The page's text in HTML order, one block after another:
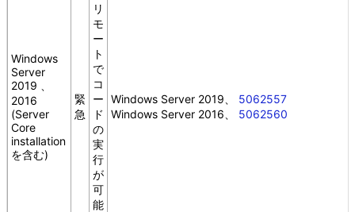
Windows
Server
2019 、
2016
(Server
Core
installation
を含む)
緊
急
リ
モ
ー
ト
で
コ
ー
ド
の
実
行
が
可
能
Windows Server 2019、 5062557
Windows Server 2016、 5062560